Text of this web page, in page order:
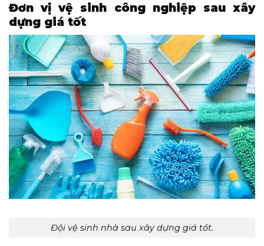
Đơn vị vệ sinh công nghiệp sau xây
dựng giá tốt
Đội vệ sinh nhà sau xây dựng giá tốt.